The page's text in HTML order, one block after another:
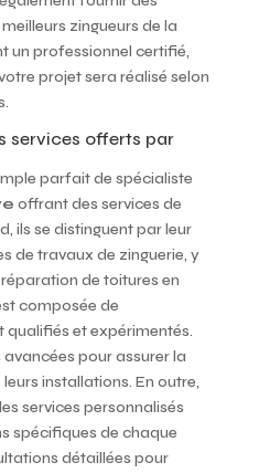
zingueurs de la
un professionnel certifié,
projet sera réalisé selon
services offerts par
parfait de spécialiste
offrant des services de
ils se distinguent par leur
de travaux de zinguerie, y
de toitures en
composée de
et expérimentés.
pour assurer la
installations. En outre,
services personnalisés
spécifiques de chaque
détaillées pour